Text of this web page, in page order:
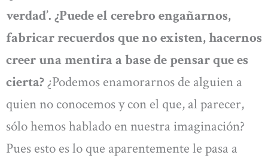
verdad’. ¿Puede el cerebro engañarnos,
fabricar recuerdos que no existen, hacernos
creer una mentira a base de pensar que es
cierta?¿Podemos enamorarnos de alguien a
quien no conocemos y con el que, al parecer,
sólo hemos hablado en nuestra imaginación?
Pues esto es lo que aparentemente le pasa a